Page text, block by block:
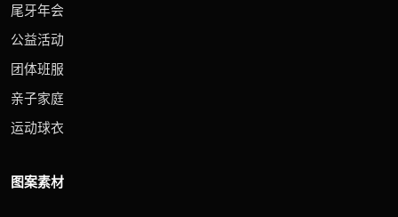
尾牙年会
公益活动
团体班服
亲子家庭
运动球衣
图案素材